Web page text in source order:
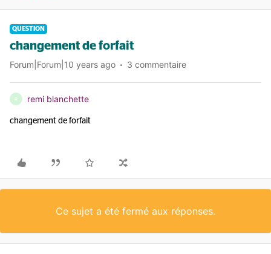
QUESTION
changement de forfait
Forum|Forum|10 years ago 3 commentaire
R remi blanchette
changement de forfait
Ce sujet a été fermé aux réponses.